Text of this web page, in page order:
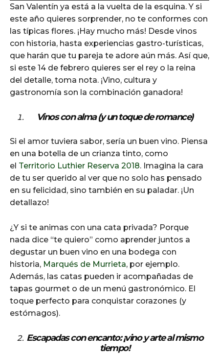
d
i
o
P
l
a
y
e
San Valentín ya está a la vuelta de la esquina. Y si
este año quieres sorprender, no te conformes con
las típicas flores. ¡Hay mucho más! Desde vinos
con historia, hasta experiencias gastro-turísticas,
que harán que tu pareja te adore aún más. Así que,
si este 14 de febrero quieres ser el rey o la reina
del detalle, toma nota. ¡Vino, cultura y
gastronomía son la combinación ganadora!
Vinos con alma (y un toque de romance)
Si el amor tuviera sabor, sería un buen vino. Piensa
en una botella de un crianza tinto, como
el Territorio Luthier Reserva 2018. Imagina la cara
de tu ser querido al ver que no solo has pensado
en su felicidad, sino también en su paladar. ¡Un
detallazo!
¿Y si te animas con una cata privada? Porque
nada dice “te quiero” como aprender juntos a
degustar un buen vino en una bodega con
historia, Marqués de Murrieta, por ejemplo.
Además, las catas pueden ir acompañadas de
tapas gourmet o de un menú gastronómico. El
toque perfecto para conquistar corazones (y
estómagos).
Escapadas con encanto: ¡vino y arte al mismo
tiempo!